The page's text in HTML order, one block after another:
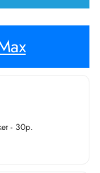
- 30р.